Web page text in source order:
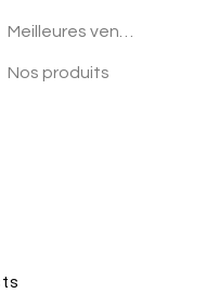
Meilleures ventes
Nos produits